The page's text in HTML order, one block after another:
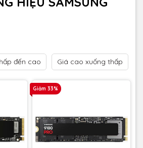
đến cao Giá cao xuống thấp
Giảm 33%